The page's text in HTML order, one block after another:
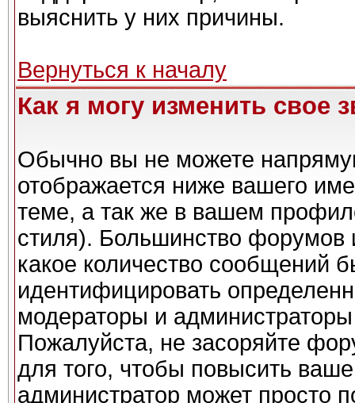
выяснить у них причины.
Вернуться к началу
Как я могу изменить свое
Обычно вы не можете
отображается ниже вашего
теме, а так же в вашем
стиля). Большинство форумов
какое количество сообщений
идентифицировать
модераторы и
Пожалуйста, не засоряйте
для того, чтобы повысить
администратор может просто